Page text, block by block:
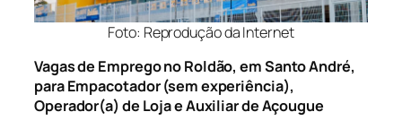
Foto: Reprodução da Internet
Vagas de Emprego no Roldão, em Santo André,
para Empacotador (sem experiência),
Operador(a) de Loja e Auxiliar de Açougue